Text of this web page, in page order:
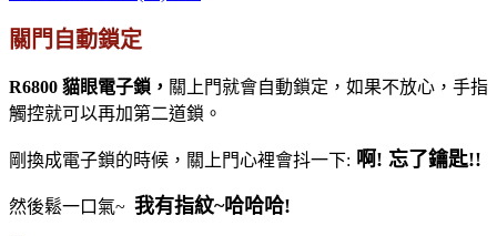
關門自動鎖定
R6800 貓眼電子鎖， 關上門就會自動鎖定，如果不放心，手指
觸控就可以再加第二道鎖。
剛換成電子鎖的時候，關上門心裡會抖一下: 啊! 忘了鑰匙!!
然後鬆一口氣~ 我有指紋~哈哈哈!